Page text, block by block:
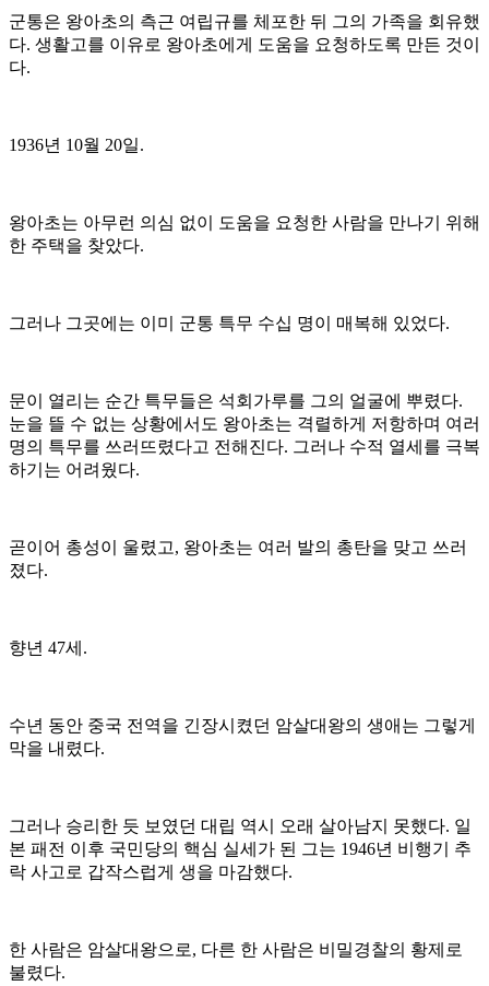
군통은 왕아초의 측근 여립규를 체포한 뒤 그의 가족을 회유했
다. 생활고를 이유로 왕아초에게 도움을 요청하도록 만든 것이
다.
1936년 10월 20일.
왕아초는 아무런 의심 없이 도움을 요청한 사람을 만나기 위해
한 주택을 찾았다.
그러나 그곳에는 이미 군통 특무 수십 명이 매복해 있었다.
문이 열리는 순간 특무들은 석회가루를 그의 얼굴에 뿌렸다.
눈을 뜰 수 없는 상황에서도 왕아초는 격렬하게 저항하며 여러
명의 특무를 쓰러뜨렸다고 전해진다. 그러나 수적 열세를 극복
하기는 어려웠다.
곧이어 총성이 울렸고, 왕아초는 여러 발의 총탄을 맞고 쓰러
졌다.
향년 47세.
수년 동안 중국 전역을 긴장시켰던 암살대왕의 생애는 그렇게
막을 내렸다.
그러나 승리한 듯 보였던 대립 역시 오래 살아남지 못했다. 일
본 패전 이후 국민당의 핵심 실세가 된 그는 1946년 비행기 추
락 사고로 갑작스럽게 생을 마감했다.
한 사람은 암살대왕으로, 다른 한 사람은 비밀경찰의 황제로
불렸다.